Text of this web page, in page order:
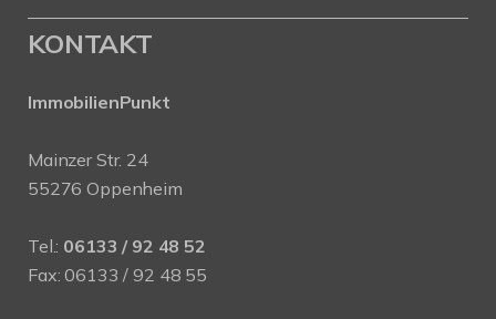
KONTAKT
ImmobilienPunkt
Mainzer Str. 24
55276 Oppenheim
Tel.: 06133 / 92 48 52
Fax: 06133 / 92 48 55